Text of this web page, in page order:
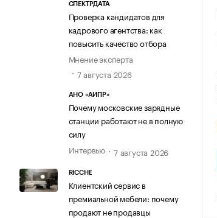
СПЕКТРДАТА
Проверка кандидатов для
кадрового агентства: как
повысить качество отбора
Мнение эксперта
7 августа 2026
АНО «АИПР»
Почему московские зарядные
станции работают не в полную
силу
Интервью
7 августа 2026
RICCHE
Клиентский сервис в
премиальной мебели: почему
продают не продавцы